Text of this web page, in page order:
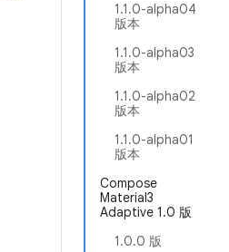
1.1.0-alpha04
版本
1.1.0-alpha03
版本
1.1.0-alpha02
版本
1.1.0-alpha01
版本
Compose
Material3
Adaptive 1.0 版
1.0.0 版